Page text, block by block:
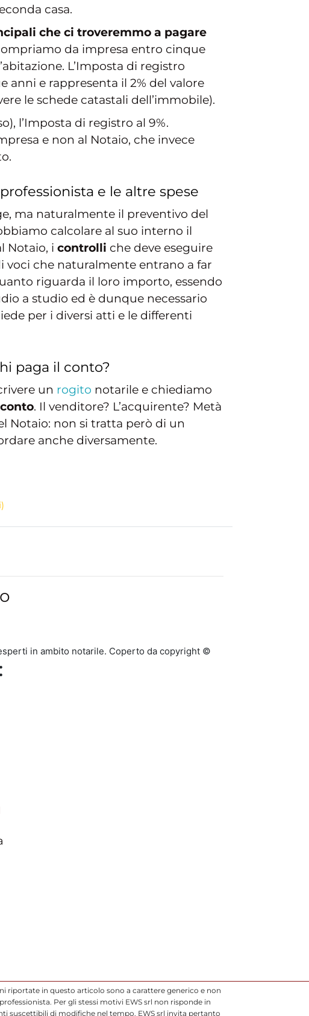
casa.
che ci troveremmo a pagare
da impresa entro cinque
L’Imposta di registro
e rappresenta il 2% del valore
le schede catastali dell’immobile).
l’Imposta di registro al 9%.
e non al Notaio, che invece
e le altre spese
ma naturalmente il preventivo del
calcolare al suo interno il
Notaio, i controlli che deve eseguire
voci che naturalmente entrano a far
riguarda il loro importo, essendo
a studio ed è dunque necessario
per i diversi atti e le differenti
paga il conto?
un rogito notarile e chiediamo
. Il venditore? L’acquirente? Metà
Notaio: non si tratta però di un
anche diversamente.
in ambito notarile. Coperto da copyright ©
riportate in questo articolo sono a carattere generico e non
Per gli stessi motivi EWS srl non risponde in
suscettibili di modifiche nel tempo. EWS srl invita pertanto